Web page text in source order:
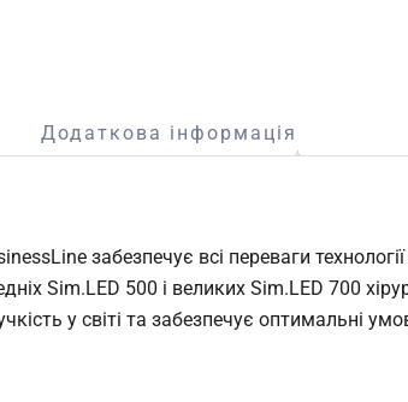
Додаткова інформація
забезпечує всі переваги
Sim.LED 500 і великих Sim.LED 700
у світі та забезпечує оптимальні